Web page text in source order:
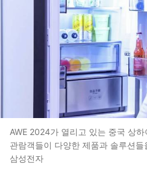
AWE 2024가 열리고 있는 중국 상
관람객들이 다양한 제품과 솔루션
삼성전자